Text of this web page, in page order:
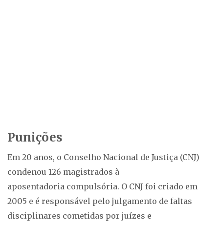
Punições
Em 20 anos, o Conselho Nacional de Justiça (CNJ)
condenou 126 magistrados à
aposentadoria compulsória. O CNJ foi criado em
2005 e é responsável pelo julgamento de faltas
disciplinares cometidas por juízes e